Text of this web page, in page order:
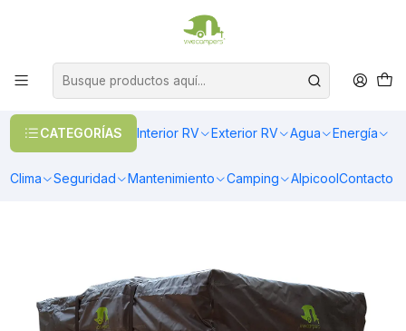
CATEGORÍAS Interior RV Exterior RV Agua Energía
Clima Seguridad Mantenimiento Camping AlpicoolContacto
OFERTAS EN CALEFACCIÓN DIESEL
Cobertor de viaje PVC negro serie Patagon (140, 160, 190)